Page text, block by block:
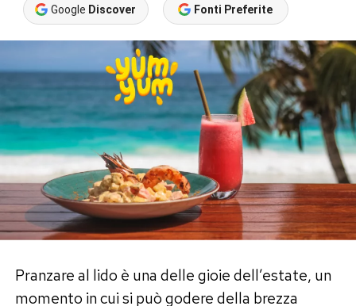
Google Discover Fonti Preferite
Pranzare al lido è una delle gioie dell’estate, un
momento in cui si può godere della brezza